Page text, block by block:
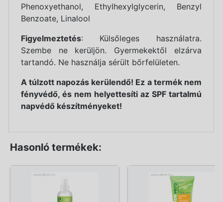
Phenoxyethanol, Ethylhexylglycerin, Benzyl
Benzoate, Linalool
Figyelmeztetés: Külsőleges használatra.
Szembe ne kerüljön. Gyermekektől elzárva
tartandó. Ne használja sérült bőrfelületen.
A túlzott napozás kerülendő! Ez a termék nem
fényvédő, és nem helyettesíti az SPF tartalmú
napvédő készítményeket!
Hasonló termékek: